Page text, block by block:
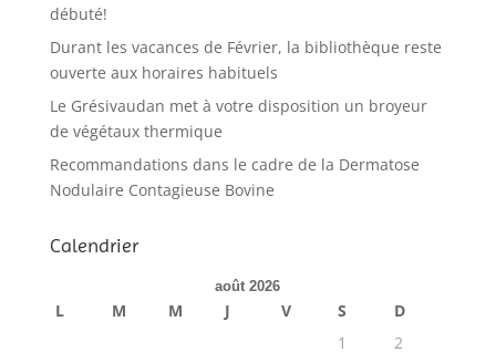
débuté!
Durant les vacances de Février, la bibliothèque reste
ouverte aux horaires habituels
Le Grésivaudan met à votre disposition un broyeur
de végétaux thermique
Recommandations dans le cadre de la Dermatose
Nodulaire Contagieuse Bovine
Calendrier
août 2026
L M M J V S
D
1
2